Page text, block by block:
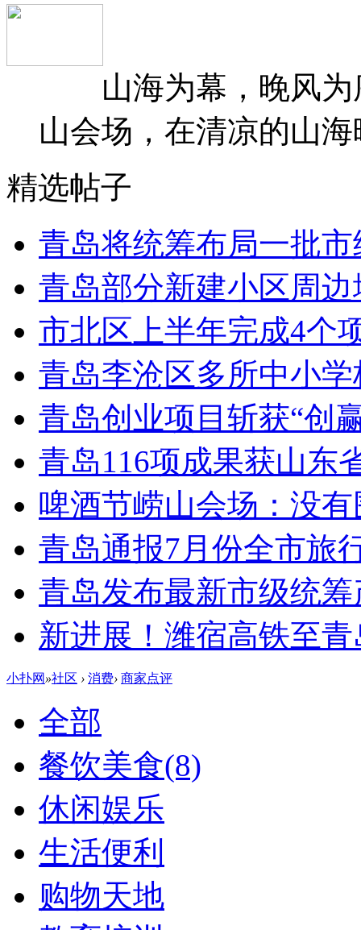
山海为幕，晚风为
山会场，在清凉的山
精选帖子
青岛将统筹布局一批市
青岛部分新建小区周
市北区上半年完成4个
青岛李沧区多所中小
青岛创业项目斩获“创
青岛116项成果获山东
啤酒节崂山会场：没有
青岛通报7月份全市旅
青岛发布最新市级统
新进展！潍宿高铁至
小扑网 »社区 › 消费› 商家点评
全部
餐饮美食(8)
休闲娱乐
生活便利
购物天地